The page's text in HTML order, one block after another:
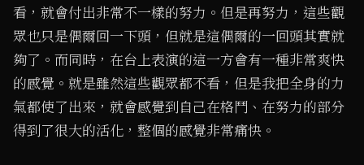
看，就會付出非常不一樣的努力。但是再努力，這些觀
眾也只是偶爾回一下頭，但就是這偶爾的一回頭其實就
夠了。而同時，在台上表演的這一方會有一種非常爽快
的感覺。就是雖然這些觀眾都不看，但是我把全身的力
氣都使了出來，就會感覺到自己在格鬥、在努力的部分
得到了很大的活化，整個的感覺非常痛快。